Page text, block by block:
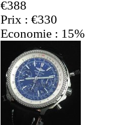
€388
Prix : €330
Economie : 15%